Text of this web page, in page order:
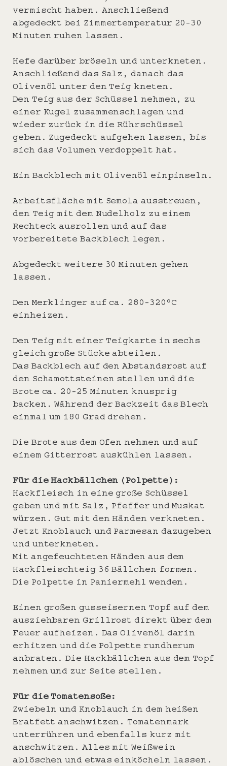
vermischt haben. Anschließend
abgedeckt bei Zimmertemperatur 20-30
Minuten ruhen lassen.
Hefe darüber bröseln und unterkneten.
Anschließend das Salz, danach das
Olivenöl unter den Teig kneten.
Den Teig aus der Schüssel nehmen, zu
einer Kugel zusammenschlagen und
wieder zurück in die Rührschüssel
geben. Zugedeckt aufgehen lassen, bis
sich das Volumen verdoppelt hat.
Ein Backblech mit Olivenöl einpinseln.
Arbeitsfläche mit Semola ausstreuen,
den Teig mit dem Nudelholz zu einem
Rechteck ausrollen und auf das
vorbereitete Backblech legen.
Abgedeckt weitere 30 Minuten gehen
lassen.
Den Merklinger auf ca. 280-320°C
einheizen.
Den Teig mit einer Teigkarte in sechs
gleich große Stücke abteilen.
Das Backblech auf den Abstandsrost auf
den Schamottsteinen stellen und die
Brote ca. 20-25 Minuten knusprig
backen. Während der Backzeit das Blech
einmal um 180 Grad drehen.
Die Brote aus dem Ofen nehmen und auf
einem Gitterrost auskühlen lassen.
Für die Hackbällchen (Polpette):
Hackfleisch in eine große Schüssel
geben und mit Salz, Pfeffer und Muskat
würzen. Gut mit den Händen verkneten.
Jetzt Knoblauch und Parmesan dazugeben
und unterkneten.
Mit angefeuchteten Händen aus dem
Hackfleischteig 36 Bällchen formen.
Die Polpette in Paniermehl wenden.
Einen großen gusseisernen Topf auf dem
ausziehbaren Grillrost direkt über dem
Feuer aufheizen. Das Olivenöl darin
erhitzen und die Polpette rundherum
anbraten. Die Hackbällchen aus dem Topf
nehmen und zur Seite stellen.
Für die Tomatensoße:
Zwiebeln und Knoblauch in dem heißen
Bratfett anschwitzen. Tomatenmark
unterrühren und ebenfalls kurz mit
anschwitzen. Alles mit Weißwein
ablöschen und etwas einköcheln lassen.